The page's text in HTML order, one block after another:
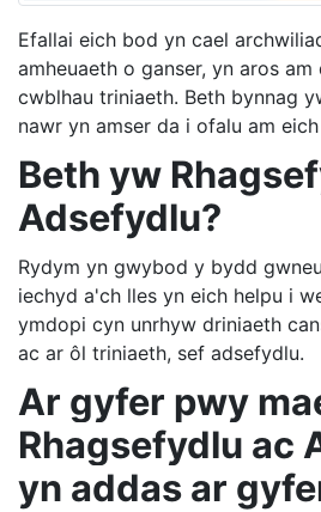
Efallai eich bod yn cael
amheuaeth o ganser, yn aros
cwblhau triniaeth. Beth bynnag
nawr yn amser da i ofalu am
Beth yw
Adsefydlu?
Rydym yn gwybod y bydd
iechyd a'ch lles yn eich helpu i
ymdopi cyn unrhyw driniaeth
ac ar ôl triniaeth, sef adsefydlu.
Ar gyfer pwy
Rhagsefydlu ac
yn addas ar